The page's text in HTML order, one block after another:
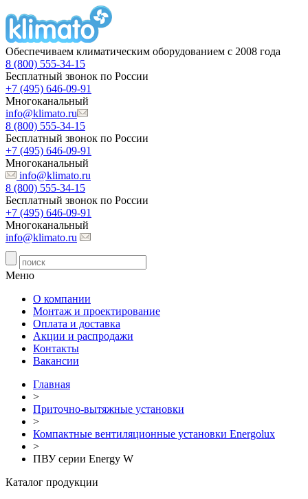
Обеспечиваем климатическим оборудованием с 2008 года
8 (800) 555-34-15
Бесплатный звонок по России
+7 (495) 646-09-91
Многоканальный
info@klimato.ru
8 (800) 555-34-15
Бесплатный звонок по России
+7 (495) 646-09-91
Многоканальный
info@klimato.ru
8 (800) 555-34-15
Бесплатный звонок по России
+7 (495) 646-09-91
Многоканальный
info@klimato.ru
Меню
О компании
Монтаж и проектирование
Оплата и доставка
Акции и распродажи
Контакты
Вакансии
Главная
>
Приточно-вытяжные установки
>
Компактные вентиляционные установки Energolux
>
ПВУ серии Energy W
Каталог продукции